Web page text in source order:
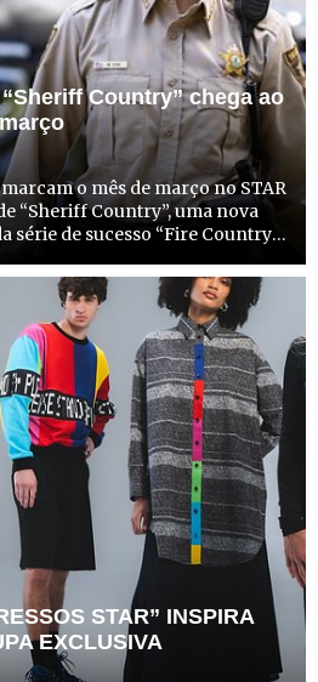
Country” chega ao
o mês de março no STAR
“Sheriff Country”, uma nova
série de sucesso “Fire Country”.
nova e entusiasmante ...
STAR” INSPIRA
EXCLUSIVA